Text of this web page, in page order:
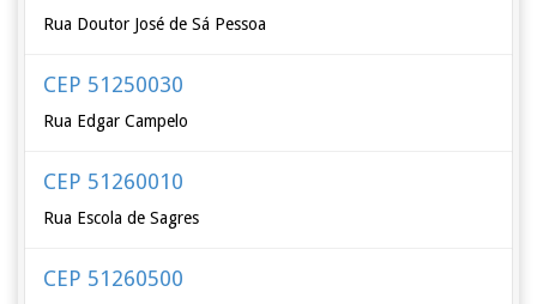
Rua Doutor José de Sá Pessoa
CEP 51250030
Rua Edgar Campelo
CEP 51260010
Rua Escola de Sagres
CEP 51260500